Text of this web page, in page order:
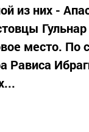
из них -
Гульнар
место.
Рависа